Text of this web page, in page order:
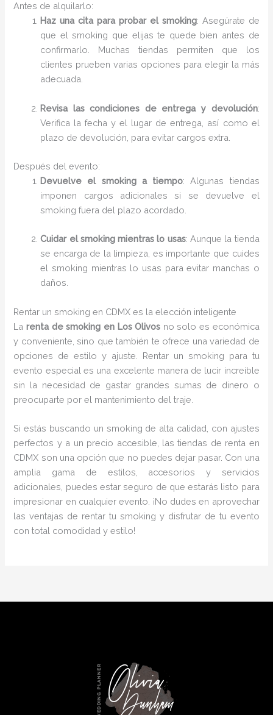
Antes de alquilarlo:
Haz una cita para probar el smoking: Asegúrate de
que el smoking que elijas te quede bien antes de
confirmarlo. Muchas tiendas permiten que los
clientes prueben varias opciones para elegir la más
adecuada.
Revisa las condiciones de entrega y devolución:
Verifica la fecha y el lugar de entrega, así como el
plazo de devolución, para evitar cargos extra.
Después del evento:
Devuelve el smoking a tiempo: Algunas tiendas
imponen cargos adicionales si se devuelve el
smoking fuera del plazo acordado.
Cuidar el smoking mientras lo usas: Aunque la tienda
se encarga de la limpieza, es importante que cuides
el smoking mientras lo usas para evitar manchas o
daños.
Rentar un smoking en CDMX es la elección inteligente
Larenta de smoking en Los Olivos no solo es económica
y conveniente, sino que también te ofrece una variedad de
opciones de estilo y ajuste. Rentar un smoking para tu
evento especial es una excelente manera de lucir increíble
sin la necesidad de gastar grandes sumas de dinero o
preocuparte por el mantenimiento del traje.
Si estás buscando un smoking de alta calidad, con ajustes
perfectos y a un precio accesible, las tiendas de renta en
CDMX son una opción que no puedes dejar pasar. Con una
amplia gama de estilos, accesorios y servicios
adicionales, puedes estar seguro de que estarás listo para
impresionar en cualquier evento. ¡No dudes en aprovechar
las ventajas de rentar tu smoking y disfrutar de tu evento
con total comodidad y estilo!